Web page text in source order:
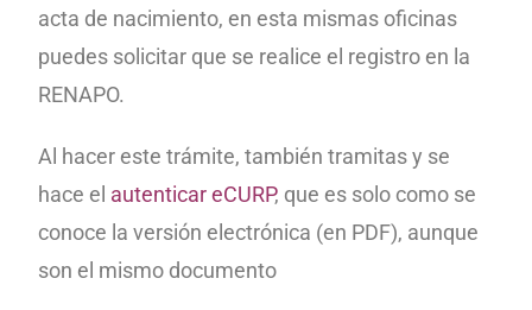
acta de nacimiento, en esta mismas oficinas
puedes solicitar que se realice el registro en la
RENAPO.
Al hacer este trámite, también tramitas y se
hace el autenticar eCURP, que es solo como se
conoce la versión electrónica (en PDF), aunque
son el mismo documento